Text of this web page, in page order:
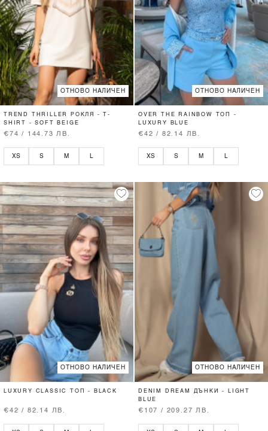
ОТНОВО НАЛИЧЕН
TREND THRILLER РОКЛЯ - T-
SHIRT - SOFT BEIGE
€74 / 144.73 ЛВ.
XS S M
ОТНОВО НАЛИЧЕН
OVER THE RAINBOW ТОП -
LUXURY BLUE
€42 / 82.14 ЛВ.
XS S M
ОТНОВО НАЛИЧЕН
LUXURY CLASSIC ТОП - BLACK
€42 / 82.14 ЛВ.
ОТНОВО НАЛИЧЕН
DENIM DREAM ДЪНКИ - LIGHT
BLUE
€107 / 209.27 ЛВ.